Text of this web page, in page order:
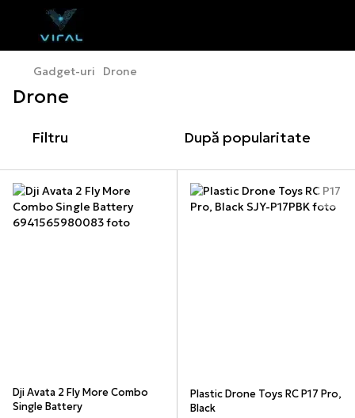
Gadget-uri Drone
Drone
Filtru După popularitate
Dji Avata 2 Fly More Combo
Single Battery
Plastic Drone Toys RC P17 Pro,
Black